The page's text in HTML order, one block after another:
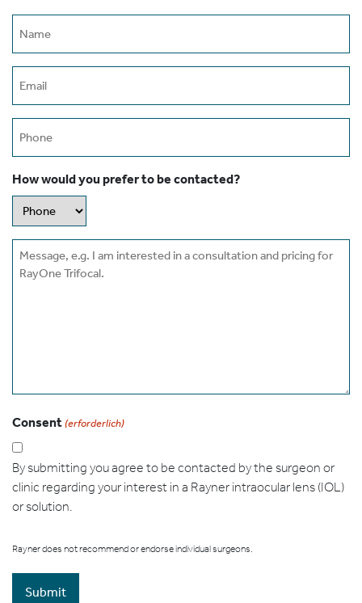
How would you prefer to be contacted?
Message
Consent (erforderlich)
By submitting you agree to be contacted by the surgeon or
clinic regarding your interest in a Rayner intraocular lens (IOL)
or solution.
Rayner does not recommend or endorse individual surgeons.